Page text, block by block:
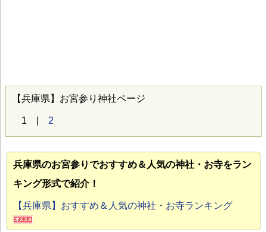
【兵庫県】お宮参り神社ページ
1 | 2
兵庫県のお宮参りでおすすめ＆人気の神社・お寺をラン
キング形式で紹介！
【兵庫県】おすすめ＆人気の神社・お寺ランキング